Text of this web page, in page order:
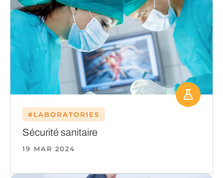
#LABORATORIES
Sécurité sanitaire
19 MAR 2024